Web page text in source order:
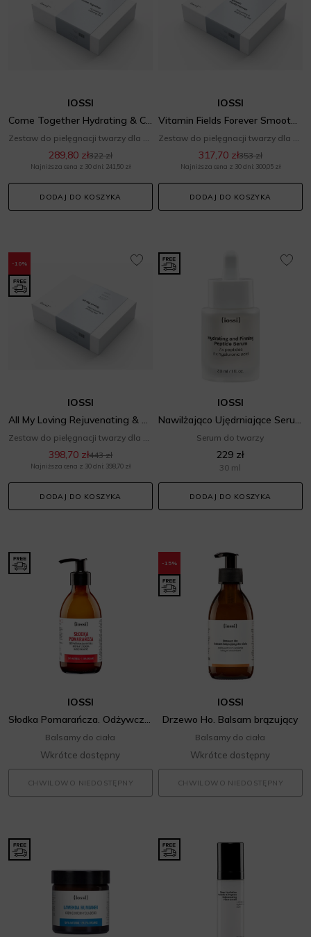
IOSSI
Come Together Hydrating & Calming Set
Zestaw do pielęgnacji twarzy dla niej
289,80 zł322 zł
Najniższa cena z 30 dni: 241,50 zł
DODAJ DO KOSZYKA
IOSSI
Vitamin Fields Forever Smoothing & Brightening Set
Zestaw do pielęgnacji twarzy dla niej
317,70 zł353 zł
Najniższa cena z 30 dni: 300,05 zł
DODAJ DO KOSZYKA
-10%
IOSSI
All My Loving Rejuvenating & Firming Set
Zestaw do pielęgnacji twarzy dla niej
398,70 zł443 zł
Najniższa cena z 30 dni: 398,70 zł
DODAJ DO KOSZYKA
IOSSI
Nawilżająco Ujędrniające Serum Peptydowe
Serum do twarzy
229 zł
30 ml
DODAJ DO KOSZYKA
IOSSI
Słodka Pomarańcza. Odżywczy balsam do ciała
Balsamy do ciała
Wkrótce dostępny
CHWILOWO NIEDOSTĘPNY
-15%
IOSSI
Drzewo Ho. Balsam brązujący
Balsamy do ciała
Wkrótce dostępny
CHWILOWO NIEDOSTĘPNY